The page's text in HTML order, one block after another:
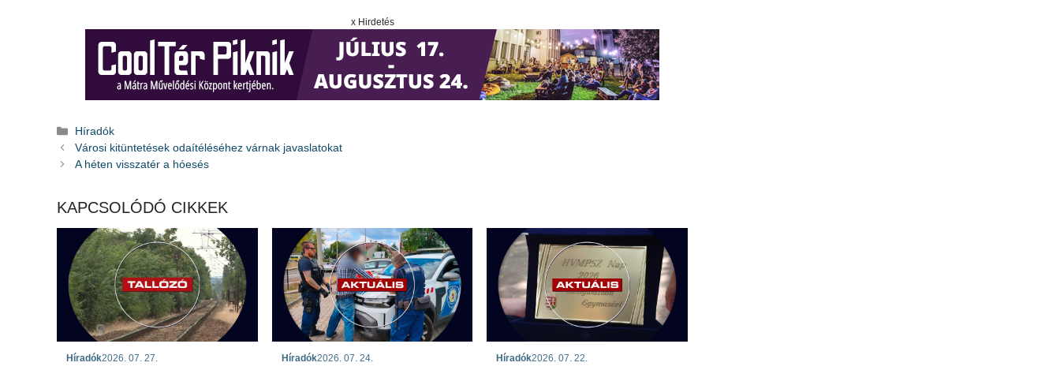
x Hirdetés
Kategória
Híradók
Városi kitüntetések odaítéléséhez várnak javaslatokat
A héten visszatér a hóesés
KAPCSOLÓDÓ CIKKEK
Híradók2026. 07. 27. Híradók2026. 07. 24. Híradók2026. 07. 22.